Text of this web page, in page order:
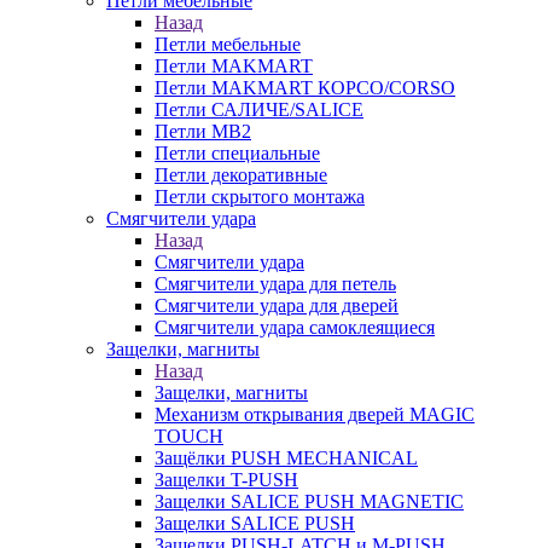
Назад
Петли мебельные
Петли MAKMART
Петли MAKMART КОРСО/CORSO
Петли САЛИЧЕ/SALICE
Петли MB2
Петли специальные
Петли декоративные
Петли скрытого монтажа
Смягчители удара
Назад
Смягчители удара
Смягчители удара для петель
Смягчители удара для дверей
Cмягчители удара самоклеящиеся
Защелки, магниты
Назад
Защелки, магниты
Механизм открывания дверей MAGIC
TOUCH
Защёлки PUSH MECHANICAL
Защелки T-PUSH
Защелки SALICE PUSH MAGNETIC
Защелки SALICE PUSH